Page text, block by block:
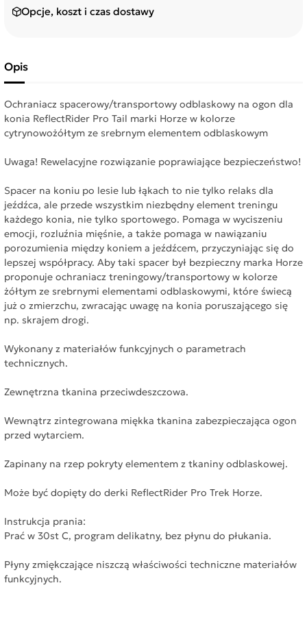
Opcje, koszt i czas dostawy
Opis
Ochraniacz spacerowy/transportowy odblaskowy na ogon dla
konia ReflectRider Pro Tail marki Horze w kolorze
cytrynowożółtym ze srebrnym elementem odblaskowym
Uwaga! Rewelacyjne rozwiązanie poprawiające bezpieczeństwo!
Spacer na koniu po lesie lub łąkach to nie tylko relaks dla
jeźdźca, ale przede wszystkim niezbędny element treningu
każdego konia, nie tylko sportowego. Pomaga w wyciszeniu
emocji, rozluźnia mięśnie, a także pomaga w nawiązaniu
porozumienia między koniem a jeźdźcem, przyczyniając się do
lepszej współpracy. Aby taki spacer był bezpieczny marka Horze
proponuje ochraniacz treningowy/transportowy w kolorze
żółtym ze srebrnymi elementami odblaskowymi, które świecą
już o zmierzchu, zwracając uwagę na konia poruszającego się
np. skrajem drogi.
Wykonany z materiałów funkcyjnych o parametrach
technicznych.
Zewnętrzna tkanina przeciwdeszczowa.
Wewnątrz zintegrowana miękka tkanina zabezpieczająca ogon
przed wytarciem.
Zapinany na rzep pokryty elementem z tkaniny odblaskowej.
Może być dopięty do derki ReflectRider Pro Trek Horze.
Instrukcja prania:
Prać w 30st C, program delikatny, bez płynu do płukania.
Płyny zmiękczające niszczą właściwości techniczne materiałów
funkcyjnych.